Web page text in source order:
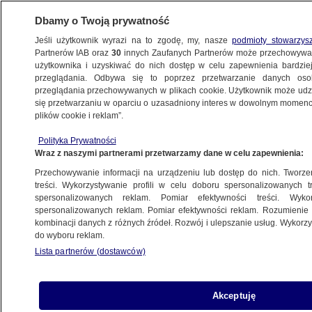
RZESZÓW
młotkiem
Oprac.Martyna Sokołowska
8.06.2026, 10:56
Posłuchaj artykułu
Czyta lektor AI
Dbamy o Twoją prywatność
Jeśli użytkownik wyrazi na to zgodę, my, naszepodmioty
Partnerów IAB oraz30 innych Zaufanych Partnerów może
użytkownika i uzyskiwać do nich dostęp w celu zapewnienia
przeglądania. Odbywa się to poprzez przetwarzanie danych
przeglądania przechowywanych w plikach cookie. Użytkownik może
się przetwarzaniu w oparciu o uzasadniony interes w dowolnym
plików cookie i reklam”.
Polityka Prywatności
Wraz z naszymi partnerami przetwarzamy dane w celu zapewnienia:
Przechowywanie informacji na urządzeniu lub dostęp do nich.
treści. Wykorzystywanie profili w celu doboru spersonalizowanych
spersonalizowanych reklam. Pomiar efektywności treści.
spersonalizowanych reklam. Pomiar efektywności reklam.
kombinacji danych z różnych źródeł. Rozwój i ulepszanie usług.
do wyboru reklam.
Lista partnerów (dostawców)
Akceptuję